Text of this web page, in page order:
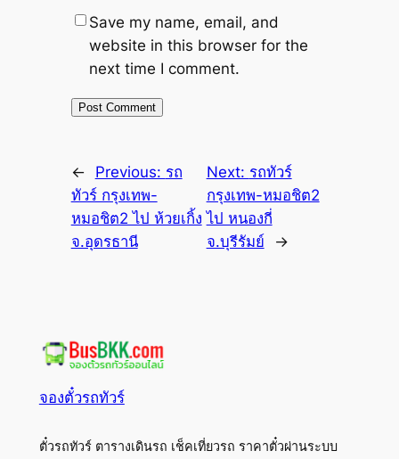
Save my name, email, and
website in this browser for the
next time I comment.
← Previous: รถ
ทัวร์ กรุงเทพ-
หมอชิต2 ไป ห้วยเกิ้ง
จ.อุดรธานี
Next: รถทัวร์
กรุงเทพ-หมอชิต2
ไป หนองกี่
จ.บุรีรัมย์
→
จองตั๋วรถทัวร์
ตั๋วรถทัวร์ ตารางเดินรถ เช็คเที่ยวรถ ราคาตั๋วผ่านระบบ